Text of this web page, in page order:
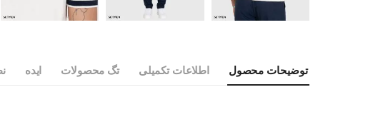
توضیحات محصول اطلاعات تکمیلی تگ محصولات ایده